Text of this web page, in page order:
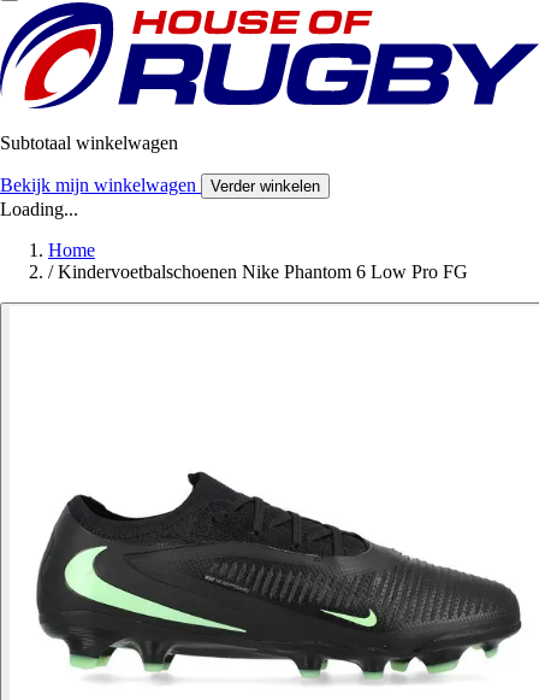
Subtotaal winkelwagen
Bekijk mijn winkelwagen Verder winkelen
Loading...
Home
/ Kindervoetbalschoenen Nike Phantom 6 Low Pro FG